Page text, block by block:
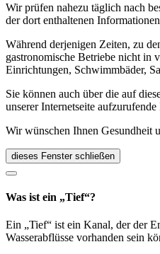
Wir prüfen nahezu täglich nach
der dort enthaltenen
Während derjenigen Zeiten, zu
gastronomische Betriebe nicht in
Einrichtungen, Schwimmbäder,
Sie können auch über die auf
unserer Internetseite
Wir wünschen Ihnen Gesundheit
dieses Fenster schließen
Was ist ein „Tief“?
Ein „Tief“ ist ein Kanal, der der
Wasserabflüsse vorhanden sein